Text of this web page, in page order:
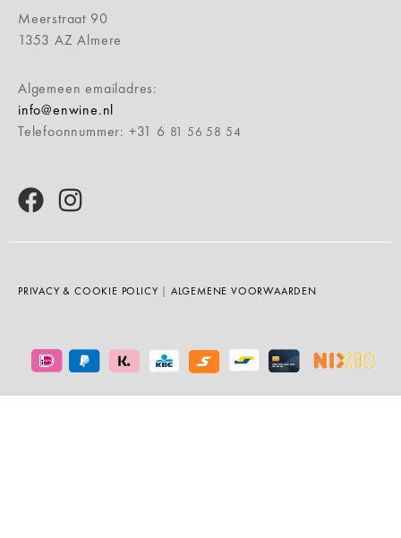
Meerstraat 90
1353 AZ Almere
Algemeen emailadres:
info@enwine.nl
Telefoonnummer: +31 6 81 56 58 54
PRIVACY & COOKIE POLICY | ALGEMENE VOORWAARDEN